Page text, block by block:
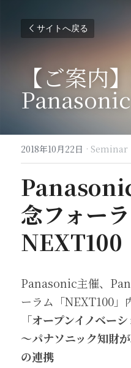
サイトへ戻る
【ご案内
2018年10月22日 · Seminar
念フォー
NEXT100
Panasonic主催、
ーラム「NEXT100」
「オープンイノベー
～パナソニック知財
の連携